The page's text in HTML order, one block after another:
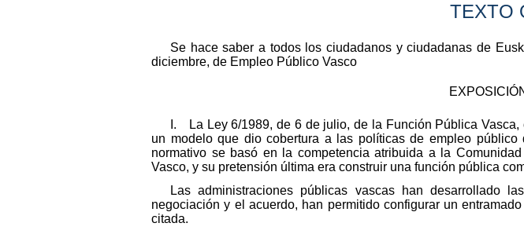
TEXTO
Se hace saber a todos los ciudadanos y ciudadanas de
diciembre, de Empleo Público Vasco
I. La Ley 6/1989, de 6 de julio, de la Función Pública
un modelo que dio cobertura a las políticas de empleo
normativo se basó en la competencia atribuida a la
Vasco, y su pretensión última era construir una función pública
Las administraciones públicas vascas han desarrollado
negociación y el acuerdo, han permitido configurar un
citada.